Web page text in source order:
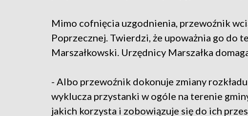
Mimo cofnięcia uzgodnienia, przewoźnik
Poprzecznej. Twierdzi, że upoważnia go do
Marszałkowski. Urzędnicy Marszałka
- Albo przewoźnik dokonuje zmiany
wyklucza przystanki w ogóle na terenie
jakich korzysta i zobowiązuje się do ich